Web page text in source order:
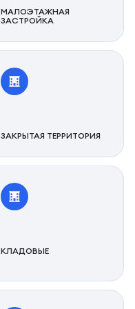
МАЛОЭТАЖНАЯ
ЗАСТРОЙКА
ЗАКРЫТАЯ ТЕРРИТОРИЯ
КЛАДОВЫЕ